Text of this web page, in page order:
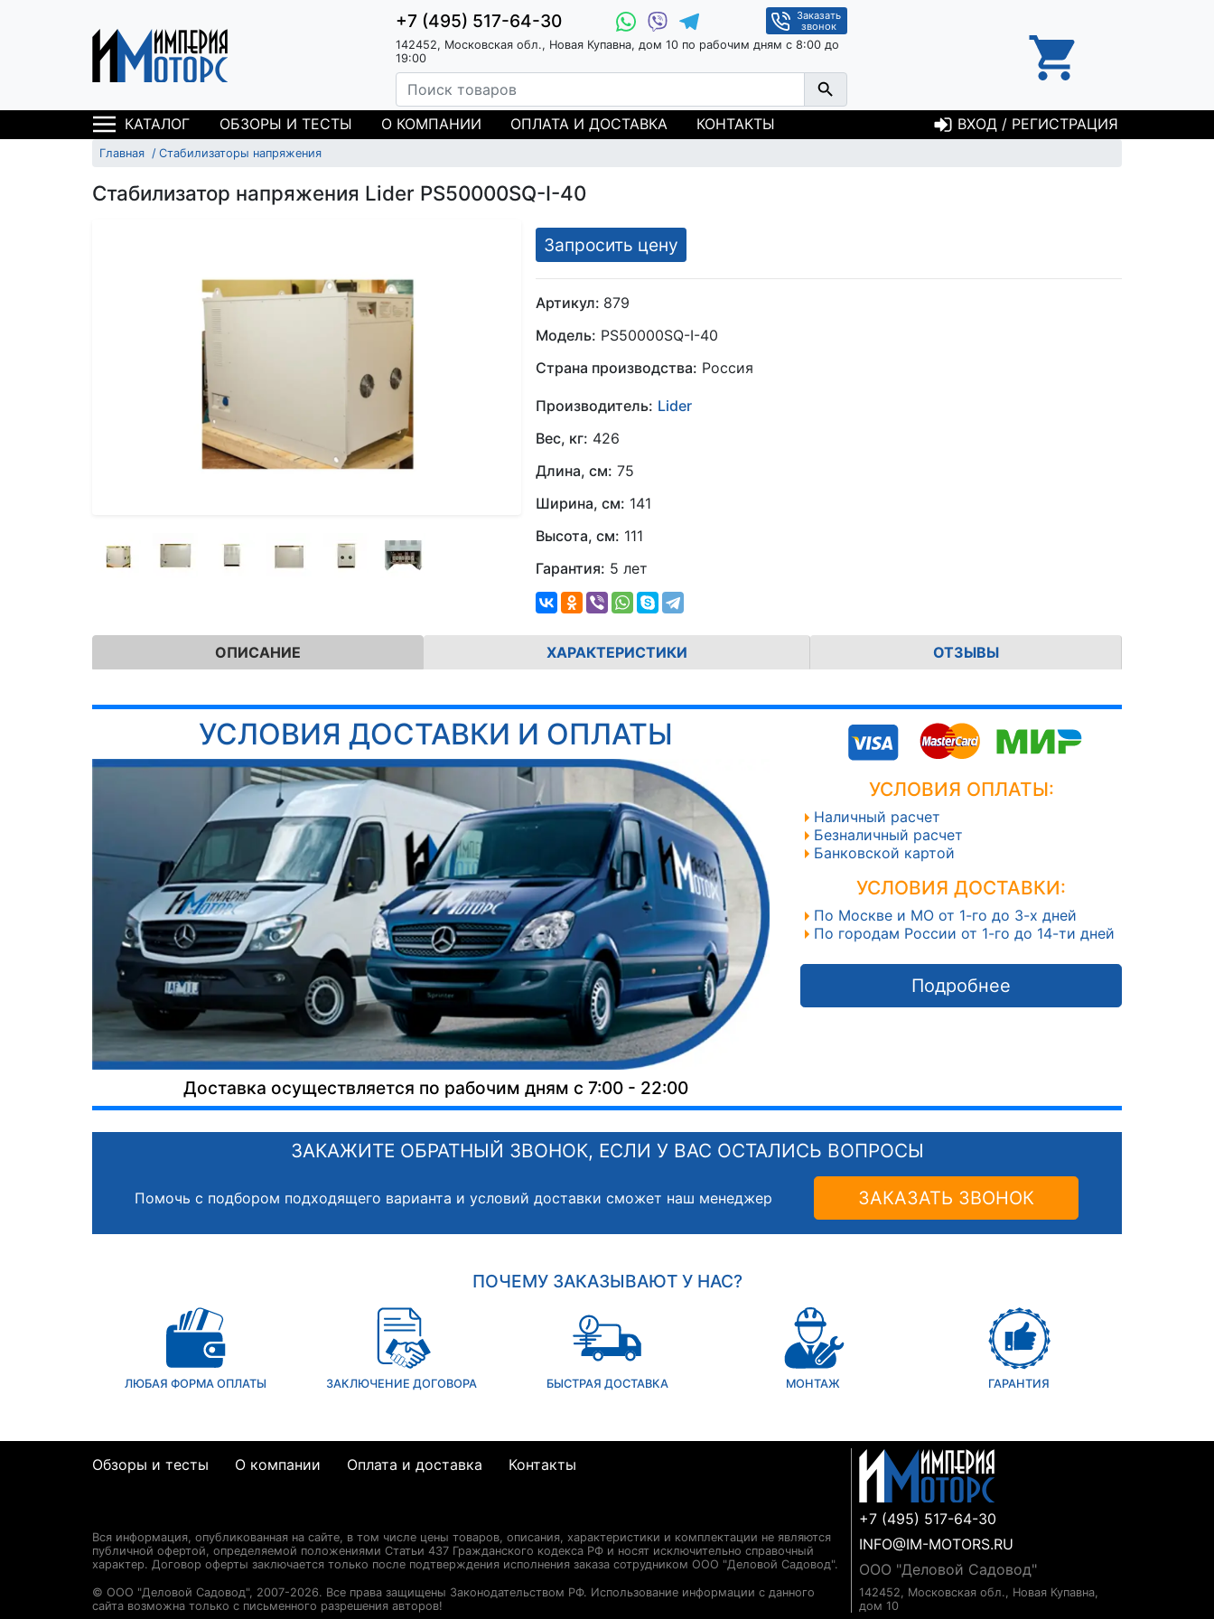
+7 (495) 517-64-30
Заказать
звонок
142452, Московская обл., Новая Купавна, дом 10 по рабочим дням с 8:00 до
19:00
КАТАЛОГ ОБЗОРЫ И ТЕСТЫ О КОМПАНИИ ОПЛАТА И ДОСТАВКА КОНТАКТЫ ВХОД / РЕГИСТРАЦИЯ
Главная Стабилизаторы напряжения
Стабилизатор напряжения Lider PS50000SQ-I-40
Запросить цену
Артикул: 879
Модель: PS50000SQ-I-40
Страна производства: Россия
Производитель: Lider
Вес, кг: 426
Длина, см: 75
Ширина, см: 141
Высота, см: 111
Гарантия: 5 лет
ОПИСАНИЕ ХАРАКТЕРИСТИКИ ОТЗЫВЫ
УСЛОВИЯ ДОСТАВКИ И ОПЛАТЫ
Доставка осуществляется по рабочим дням с 7:00 - 22:00
УСЛОВИЯ ОПЛАТЫ:
Наличный расчет
Безналичный расчет
Банковской картой
УСЛОВИЯ ДОСТАВКИ:
По Москве и МО от 1-го до 3-х дней
По городам России от 1-го до 14-ти дней
Подробнее
ЗАКАЖИТЕ ОБРАТНЫЙ ЗВОНОК, ЕСЛИ У ВАС ОСТАЛИСЬ ВОПРОСЫ
Помочь с подбором подходящего варианта и условий доставки сможет наш менеджер ЗАКАЗАТЬ ЗВОНОК
ПОЧЕМУ ЗАКАЗЫВАЮТ У НАС?
ЛЮБАЯ ФОРМА ОПЛАТЫ ЗАКЛЮЧЕНИЕ ДОГОВОРА БЫСТРАЯ ДОСТАВКА МОНТАЖ ГАРАНТИЯ
+7 (495) 517-64-30
INFO@IM-MOTORS.RU
ООО "Деловой Садовод"
142452, Московская обл., Новая Купавна,
дом 10
Обзоры и тесты О компании Оплата и доставка Контакты
Вся информация, опубликованная на сайте, в том числе цены товаров, описания, характеристики и комплектации не являются
публичной офертой, определяемой положениями Статьи 437 Гражданского кодекса РФ и носят исключительно справочный
характер. Договор оферты заключается только после подтверждения исполнения заказа сотрудником ООО "Деловой Садовод".
© ООО "Деловой Садовод", 2007-2026. Все права защищены Законодательством РФ. Использование информации с данного
сайта возможна только с письменного разрешения авторов!